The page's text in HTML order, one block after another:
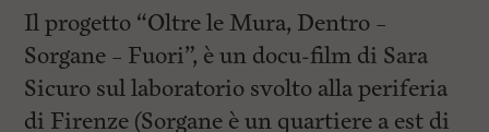
Il progetto “Oltre le Mura, Dentro –
Sorgane – Fuori”, è un docu-film di Sara
Sicuro sul laboratorio svolto alla periferia
di Firenze (Sorgane è un quartiere a est di